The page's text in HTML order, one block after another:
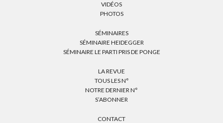
VIDÉOS
PHOTOS
SÉMINAIRES
SÉMINAIRE HEIDEGGER
SÉMINAIRE LE PARTI PRIS DE PONGE
LA REVUE
TOUS LES N°
NOTRE DERNIER N°
S’ABONNER
CONTACT